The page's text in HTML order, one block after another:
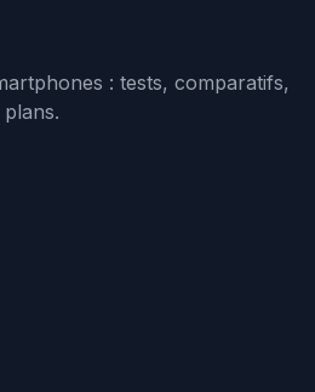
: tests, comparatifs,